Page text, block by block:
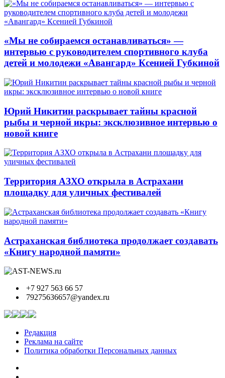
«Мы не собираемся останавливаться» —
интервью с руководителем спортивного клуба
детей и молодежи «Авангард» Ксенией Губкиной
Юрий Никитин раскрывает тайны красной
рыбы и черной икры: эксклюзивное интервью о
новой книге
Территория АЗХО открыла в Астрахани
площадку для уличных фестивалей
Астраханская библиотека продолжает создавать
«Книгу народной памяти»
+7 927 563 66 57
79275636657@yandex.ru
Редакция
Реклама на сайте
Политика обработки Персональных данных